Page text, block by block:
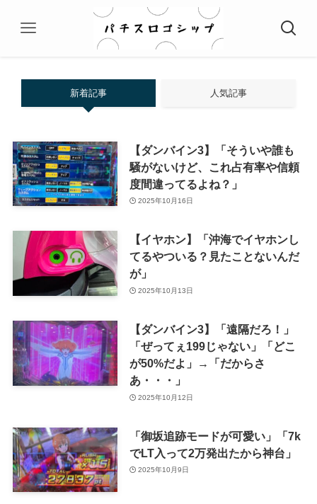
新着記事 人気記事
【ダンバイン3】「そういや誰も
騒がないけど、これ占有率や信頼
度間違ってるよね？」
2025年10月16日
【イヤホン】「沖海でイヤホンし
てるやついる？見たことないんだ
が」
2025年10月13日
【ダンバイン3】「遠隔だろ！」
「ぜってぇ199じゃない」「どこ
が50%だよ」→「だからさ
あ・・・」
2025年10月12日
「御坂追跡モードが可愛い」「7k
でLT入って2万発出たから神台」
2025年10月9日